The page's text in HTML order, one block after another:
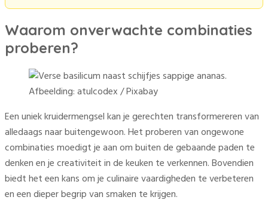
Waarom onverwachte combinaties
proberen?
Afbeelding: atulcodex / Pixabay
Een uniek kruidermengsel kan je gerechten transformereren van
alledaags naar buitengewoon. Het proberen van ongewone
combinaties moedigt je aan om buiten de gebaande paden te
denken en je creativiteit in de keuken te verkennen. Bovendien
biedt het een kans om je culinaire vaardigheden te verbeteren
en een dieper begrip van smaken te krijgen.